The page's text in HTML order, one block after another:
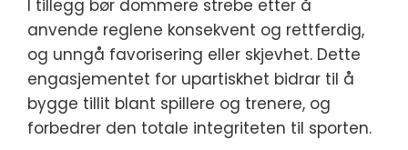
I tillegg bør dommere strebe etter å
anvende reglene konsekvent og rettferdig,
og unngå favorisering eller skjevhet. Dette
engasjementet for upartiskhet bidrar til å
bygge tillit blant spillere og trenere, og
forbedrer den totale integriteten til sporten.